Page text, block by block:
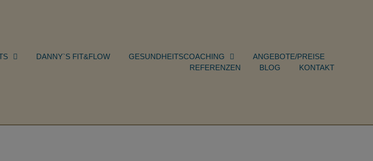
DANNY`S FIT&FLOW GESUNDHEITSCOACHING
ANGEBOTE/PREISE
REFERENZEN
BLOG KONTAKT